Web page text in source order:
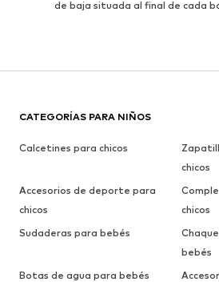
de baja situada al final de cada
CATEGORÍAS PARA NIÑOS
Calcetines para chicos
chicos
Accesorios de deporte para
chicos
chicos
Sudaderas para bebés
bebés
Botas de agua para bebés